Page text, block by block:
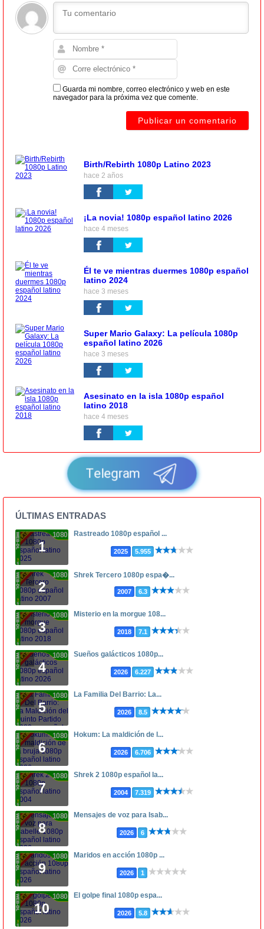
Guarda mi nombre, correo electrónico y web en este
navegador para la próxima vez que comente.
Birth/Rebirth 1080p Latino 2023
hace 2 años
¡La novia! 1080p español latino 2026
hace 4 meses
Él te ve mientras duermes 1080p español
latino 2024
hace 3 meses
Super Mario Galaxy: La película 1080p
español latino 2026
hace 3 meses
Asesinato en la isla 1080p español
latino 2018
hace 4 meses
Telegram
ÚLTIMAS ENTRADAS
1
1080p Rastreado 1080p español ...
2025 5.955
2
1080p Shrek Tercero 1080p espa�...
2007 6.3
3
1080p Misterio en la morgue 108...
2018 7.1
4
1080p Sueños galácticos 1080p...
2026 6.227
5
1080p La Familia Del Barrio: La...
2026 8.5
6
1080p Hokum: La maldición de l...
2026 6.706
7
1080p Shrek 2 1080p español la...
2004 7.319
8
1080p Mensajes de voz para Isab...
2026 6
9
1080p Maridos en acción 1080p ...
2026 1
10
1080p El golpe final 1080p espa...
2026 5.8